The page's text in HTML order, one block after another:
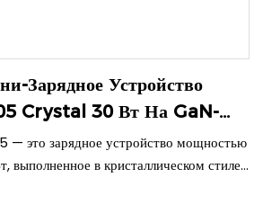
Зарядное Устройство
Crystal 30 Вт На GaN-
Type-C
— это зарядное устройство мощностью
выполненное в кристаллическом стиле,